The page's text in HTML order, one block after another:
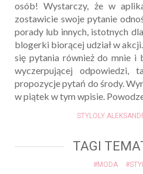
osób! Wystarczy, że w
zostawicie swoje pytanie
porady lub innych, istotnych
blogerki biorącej udział w
się pytania również do mnie i
wyczerpującej odpowiedzi,
propozycje pytań do środy.
w piątek w tym wpisie.
STYLOLY
TAGI
#MODA